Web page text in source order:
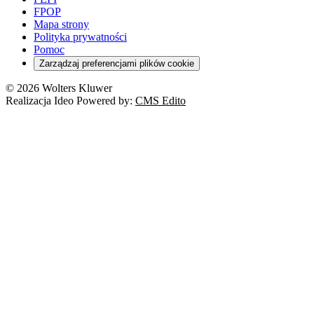
Kredyty
Cło
Deregulacja
Cyberbezpieczeństwo
Franczyza
Prawo autorskie
Szkoła i uczeń
Turystyka
Orzeczenia
RODO
FPOP
Mapa strony
Polityka prywatności
Pomoc
Zarządzaj preferencjami plików cookie
© 2026 Wolters Kluwer
Realizacja Ideo Powered by: CMS Edito